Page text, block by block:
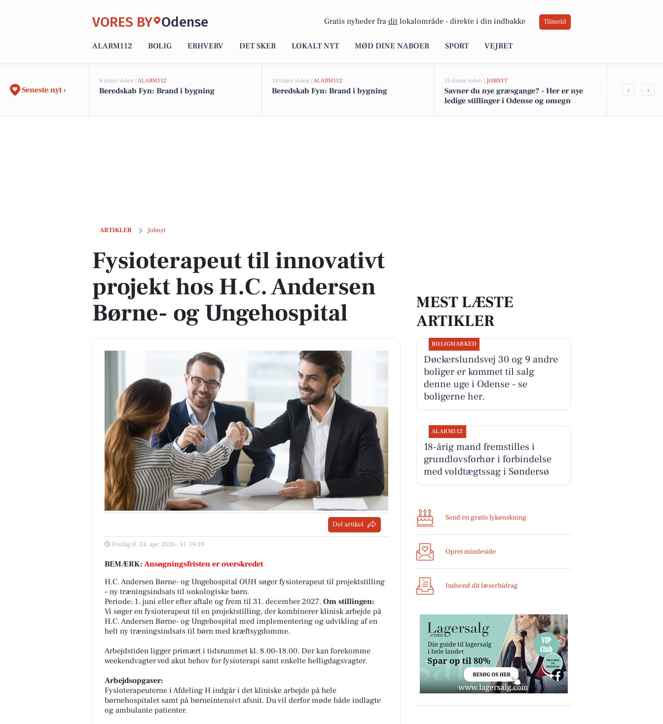
VORES BY Odense Gratis nyheder fra dit lokalområde - direkte i din indbakke Tilmeld
ALARM112 BOLIG ERHVERV DET SKER LOKALT NYT MØD DINE NABOER SPORT VEJRET
Seneste nyt ›
8 timer siden | ALARM112
Beredskab Fyn: Brand i bygning
14 timer siden | ALARM112
Beredskab Fyn: Brand i bygning
15 timer siden | JOBNYT
Savner du nye græsgange? - Her er nye
ledige stillinger i Odense og omegn
‹ ›
ARTIKLER Jobnyt
Fysioterapeut til innovativt projekt hos H.C. Andersen Børne- og Ungehospital
Fysioterapeut til innovativt
projekt hos H.C. Andersen
Børne- og Ungehospital
Del artikel
Fredag d. 24. apr. 2026 - kl. 19:39
BEMÆRK: Ansøgningsfristen er overskredet
H.C. Andersen Børne- og Ungehospital OUH søger fysioterapeut til projektstilling
– ny træningsindsats til onkologiske børn.
Periode: 1. juni eller efter aftale og frem til 31. december 2027. Om stillingen:
Vi søger en fysioterapeut til en projektstilling, der kombinerer klinisk arbejde på
H.C. Andersen Børne- og Ungehospital med implementering og udvikling af en
helt ny træningsindsats til børn med kræftsygdomme.
Arbejdstiden ligger primært i tidsrummet kl. 8.00–18.00. Der kan forekomme
weekendvagter ved akut behov for fysioterapi samt enkelte helligdagsvagter.
Arbejdsopgaver:
Fysioterapeuterne i Afdeling H indgår i det kliniske arbejde på hele
børnehospitalet samt på børneintensivt afsnit. Du vil derfor møde både indlagte
og ambulante patienter.
MEST LÆSTE
ARTIKLER
BOLIGMARKED
Døckerslundsvej 30 og 9 andre
boliger er kommet til salg
denne uge i Odense - se
boligerne her.
ALARM112
18-årig mand fremstilles i
grundlovsforhør i forbindelse
med voldtægtssag i Søndersø
Send en gratis lykønskning
Opret mindeside
Indsend dit læserbidrag